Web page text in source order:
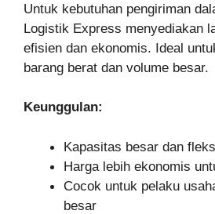
Untuk kebutuhan pengiriman
Logistik Express menyediakan
efisien dan ekonomis. Ideal
barang berat dan volume besar.
Keunggulan:
Kapasitas besar dan
Harga lebih ekonomis
Cocok untuk pelaku
besar